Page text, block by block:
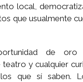
local,
que usualmente
de oro
teatro y cualquier
que sí saben.